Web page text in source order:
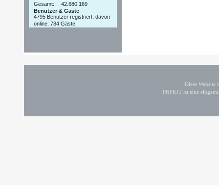
Gesamt:
42.680.169
Benutzer & Gäste
4795 Benutzer registriert, davon
online: 784 Gäste
Diese
PHPKIT ist eine